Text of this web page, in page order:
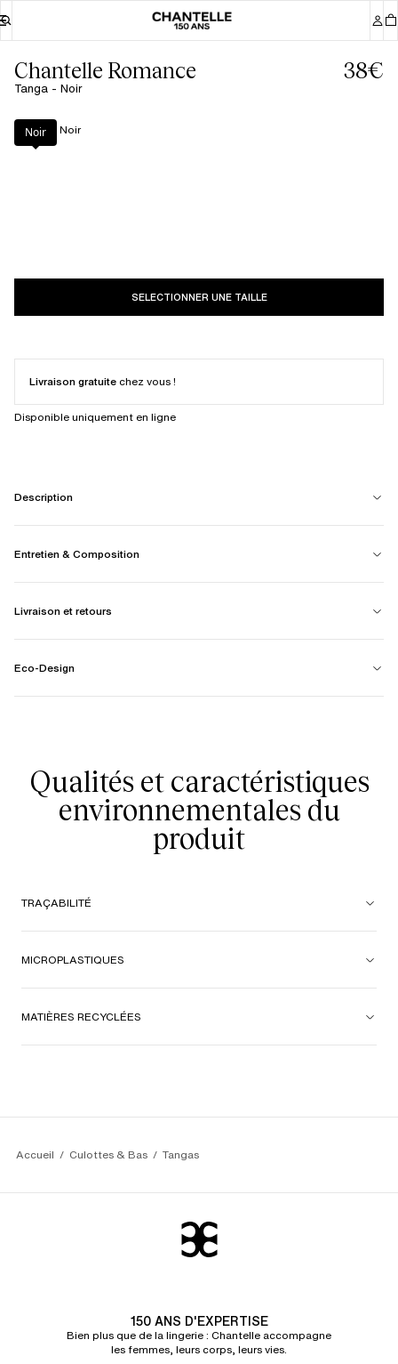
Chantelle Romance
Tanga - Noir
38€
Couleur Noir
Noir
SELECTIONNER UNE TAILLE
Livraison gratuite chez vous !
Disponible uniquement en ligne
Description
Entretien & Composition
Livraison et retours
Eco-Design
Qualités et caractéristiques
environnementales du
produit
TRAÇABILITÉ
MICROPLASTIQUES
MATIÈRES RECYCLÉES
Accueil Culottes & Bas Tangas
150 ANS D'EXPERTISE
Bien plus que de la lingerie : Chantelle accompagne
les femmes, leurs corps, leurs vies.